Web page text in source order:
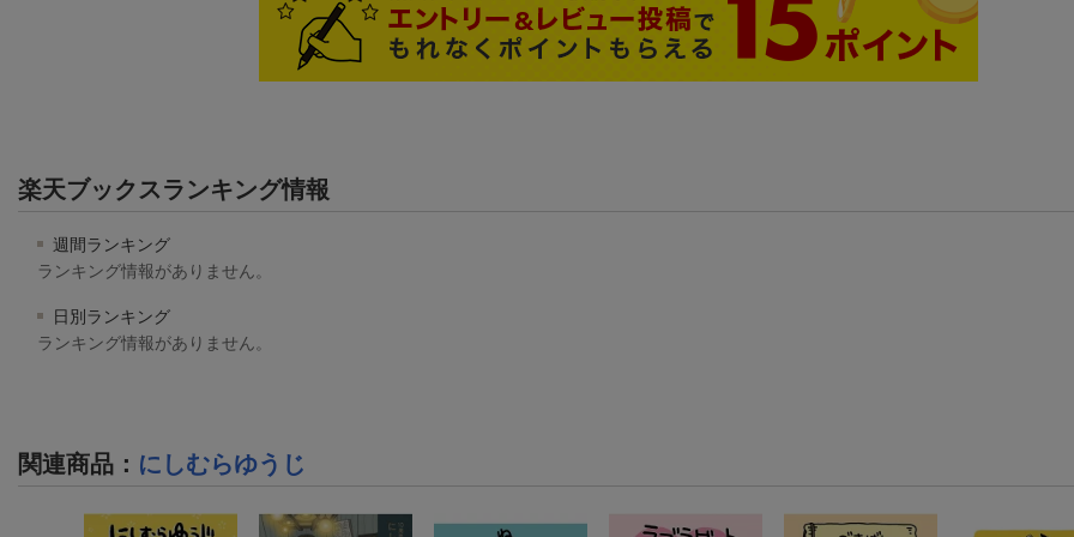
楽天ブックスランキング情報
週間ランキング
ランキング情報がありません。
日別ランキング
ランキング情報がありません。
関連商品 ： にしむらゆうじ